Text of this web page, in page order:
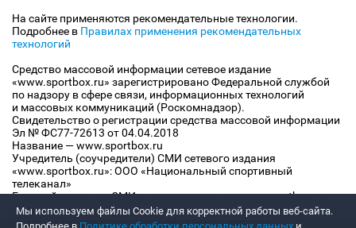
На сайте применяются рекомендательные технологии.
Подробнее в Правилах применения рекомендательных
технологий
Средство массовой информации сетевое издание
«www.sportbox.ru» зарегистрировано Федеральной службой
по надзору в сфере связи, информационных технологий
и массовых коммуникаций (Роскомнадзор).
Свидетельство о регистрации средства массовой информации
Эл № ФС77-72613 от 04.04.2018
Название — www.sportbox.ru
Учредитель (соучредители) СМИ сетевого издания
«www.sportbox.ru»: ООО «Национальный спортивный
телеканал»
Главный редактор СМИ сетевого издания «www.sportbox.ru»:
Конов В.А.
Номер телефона редакции СМИ сетевого издания
Мы используем файлы Сookie для корректной работы веб-сайта.